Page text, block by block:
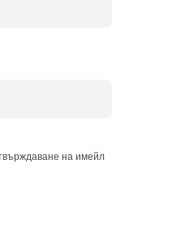
на имейл